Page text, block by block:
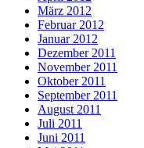
März 2012
Februar 2012
Januar 2012
Dezember 2011
November 2011
Oktober 2011
September 2011
August 2011
Juli 2011
Juni 2011